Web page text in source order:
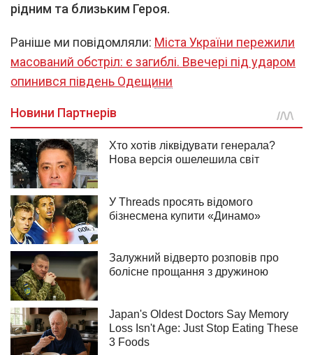
рідним та близьким Героя.
Раніше ми повідомляли: Міста України пережили
масований обстріл: є загиблі. Ввечері під ударом
опинився південь Одещини